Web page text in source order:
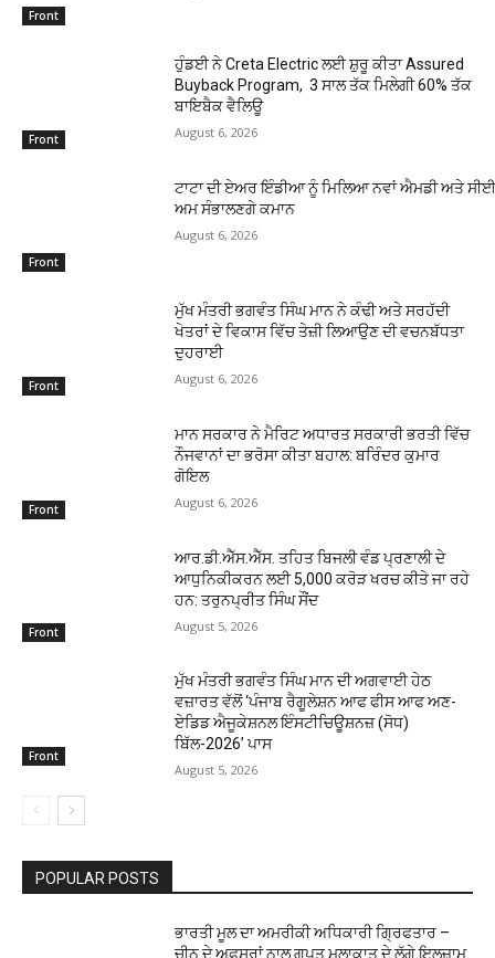
Front
Front
ਹੁੰਡਈ ਨੇ Creta Electric ਲਈ ਸ਼ੁਰੂ ਕੀਤਾ Assured
Buyback Program, 3 ਸਾਲ ਤੱਕ ਮਿਲੇਗੀ 60% ਤੱਕ
ਬਾਇਬੈਕ ਵੈਲਿਊ
August 6, 2026
Front
ਟਾਟਾ ਦੀ ਏਅਰ ਇੰਡੀਆ ਨੂੰ ਮਿਲਿਆ ਨਵਾਂ ਐਮਡੀ ਅਤੇ
ਅਮ ਸੰਭਾਲਣਗੇ ਕਮਾਨ
August 6, 2026
Front
ਮੁੱਖ ਮੰਤਰੀ ਭਗਵੰਤ ਸਿੰਘ ਮਾਨ ਨੇ ਕੰਢੀ ਅਤੇ ਸਰਹੱਦੀ
ਖੇਤਰਾਂ ਦੇ ਵਿਕਾਸ ਵਿੱਚ ਤੇਜ਼ੀ ਲਿਆਉਣ ਦੀ ਵਚਨਬੱਧਤਾ
ਦੁਹਰਾਈ
August 6, 2026
Front
ਮਾਨ ਸਰਕਾਰ ਨੇ ਮੈਰਿਟ ਅਧਾਰਤ ਸਰਕਾਰੀ ਭਰਤੀ ਵਿੱਚ
ਨੌਜਵਾਨਾਂ ਦਾ ਭਰੋਸਾ ਕੀਤਾ ਬਹਾਲ: ਬਰਿੰਦਰ ਕੁਮਾਰ
ਗੋਇਲ
August 6, 2026
Front
ਆਰ.ਡੀ.ਐੱਸ.ਐੱਸ. ਤਹਿਤ ਬਿਜਲੀ ਵੰਡ ਪ੍ਰਣਾਲੀ ਦੇ
ਆਧੁਨਿਕੀਕਰਨ ਲਈ 5,000 ਕਰੋੜ ਖਰਚ ਕੀਤੇ ਜਾ ਰਹੇ
ਹਨ: ਤਰੁਨਪ੍ਰੀਤ ਸਿੰਘ ਸੌਂਦ
August 5, 2026
Front
ਮੁੱਖ ਮੰਤਰੀ ਭਗਵੰਤ ਸਿੰਘ ਮਾਨ ਦੀ ਅਗਵਾਈ ਹੇਠ
ਵਜ਼ਾਰਤ ਵੱਲੋਂ ‘ਪੰਜਾਬ ਰੈਗੂਲੇਸ਼ਨ ਆਫ ਫੀਸ ਆਫ ਅਣ-
ਏਡਿਡ ਐਜੂਕੇਸ਼ਨਲ ਇੰਸਟੀਚਿਊਸ਼ਨਜ਼ (ਸੋਧ)
ਬਿੱਲ-2026’ ਪਾਸ
August 5, 2026
POPULAR POSTS
ਭਾਰਤੀ ਮੂਲ ਦਾ ਅਮਰੀਕੀ ਅਧਿਕਾਰੀ ਗਿ੍ਰਫਤਾਰ –
ਚੀਨ ਦੇ ਅਫਸਰਾਂ ਨਾਲ ਗੁਪਤ ਮੁਲਾਕਾਤ ਦੇ ਲੱਗੇ ਇਲਜ਼ਾਮ